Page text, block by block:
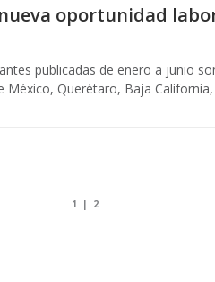
oportunidad
publicadas de enero a junio
México, Querétaro, Baja
1 | 2